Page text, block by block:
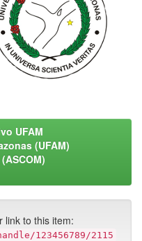
UFAM
(UFAM)
link to this item:
123456789/2115